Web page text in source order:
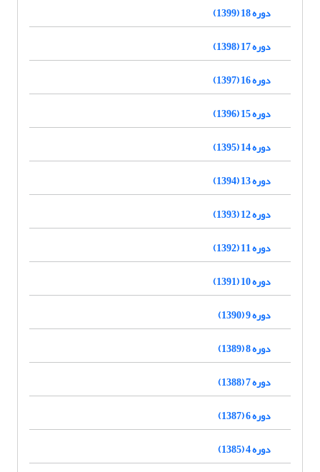
دوره 18 (1399)
دوره 17 (1398)
دوره 16 (1397)
دوره 15 (1396)
دوره 14 (1395)
دوره 13 (1394)
دوره 12 (1393)
دوره 11 (1392)
دوره 10 (1391)
دوره 9 (1390)
دوره 8 (1389)
دوره 7 (1388)
دوره 6 (1387)
دوره 4 (1385)